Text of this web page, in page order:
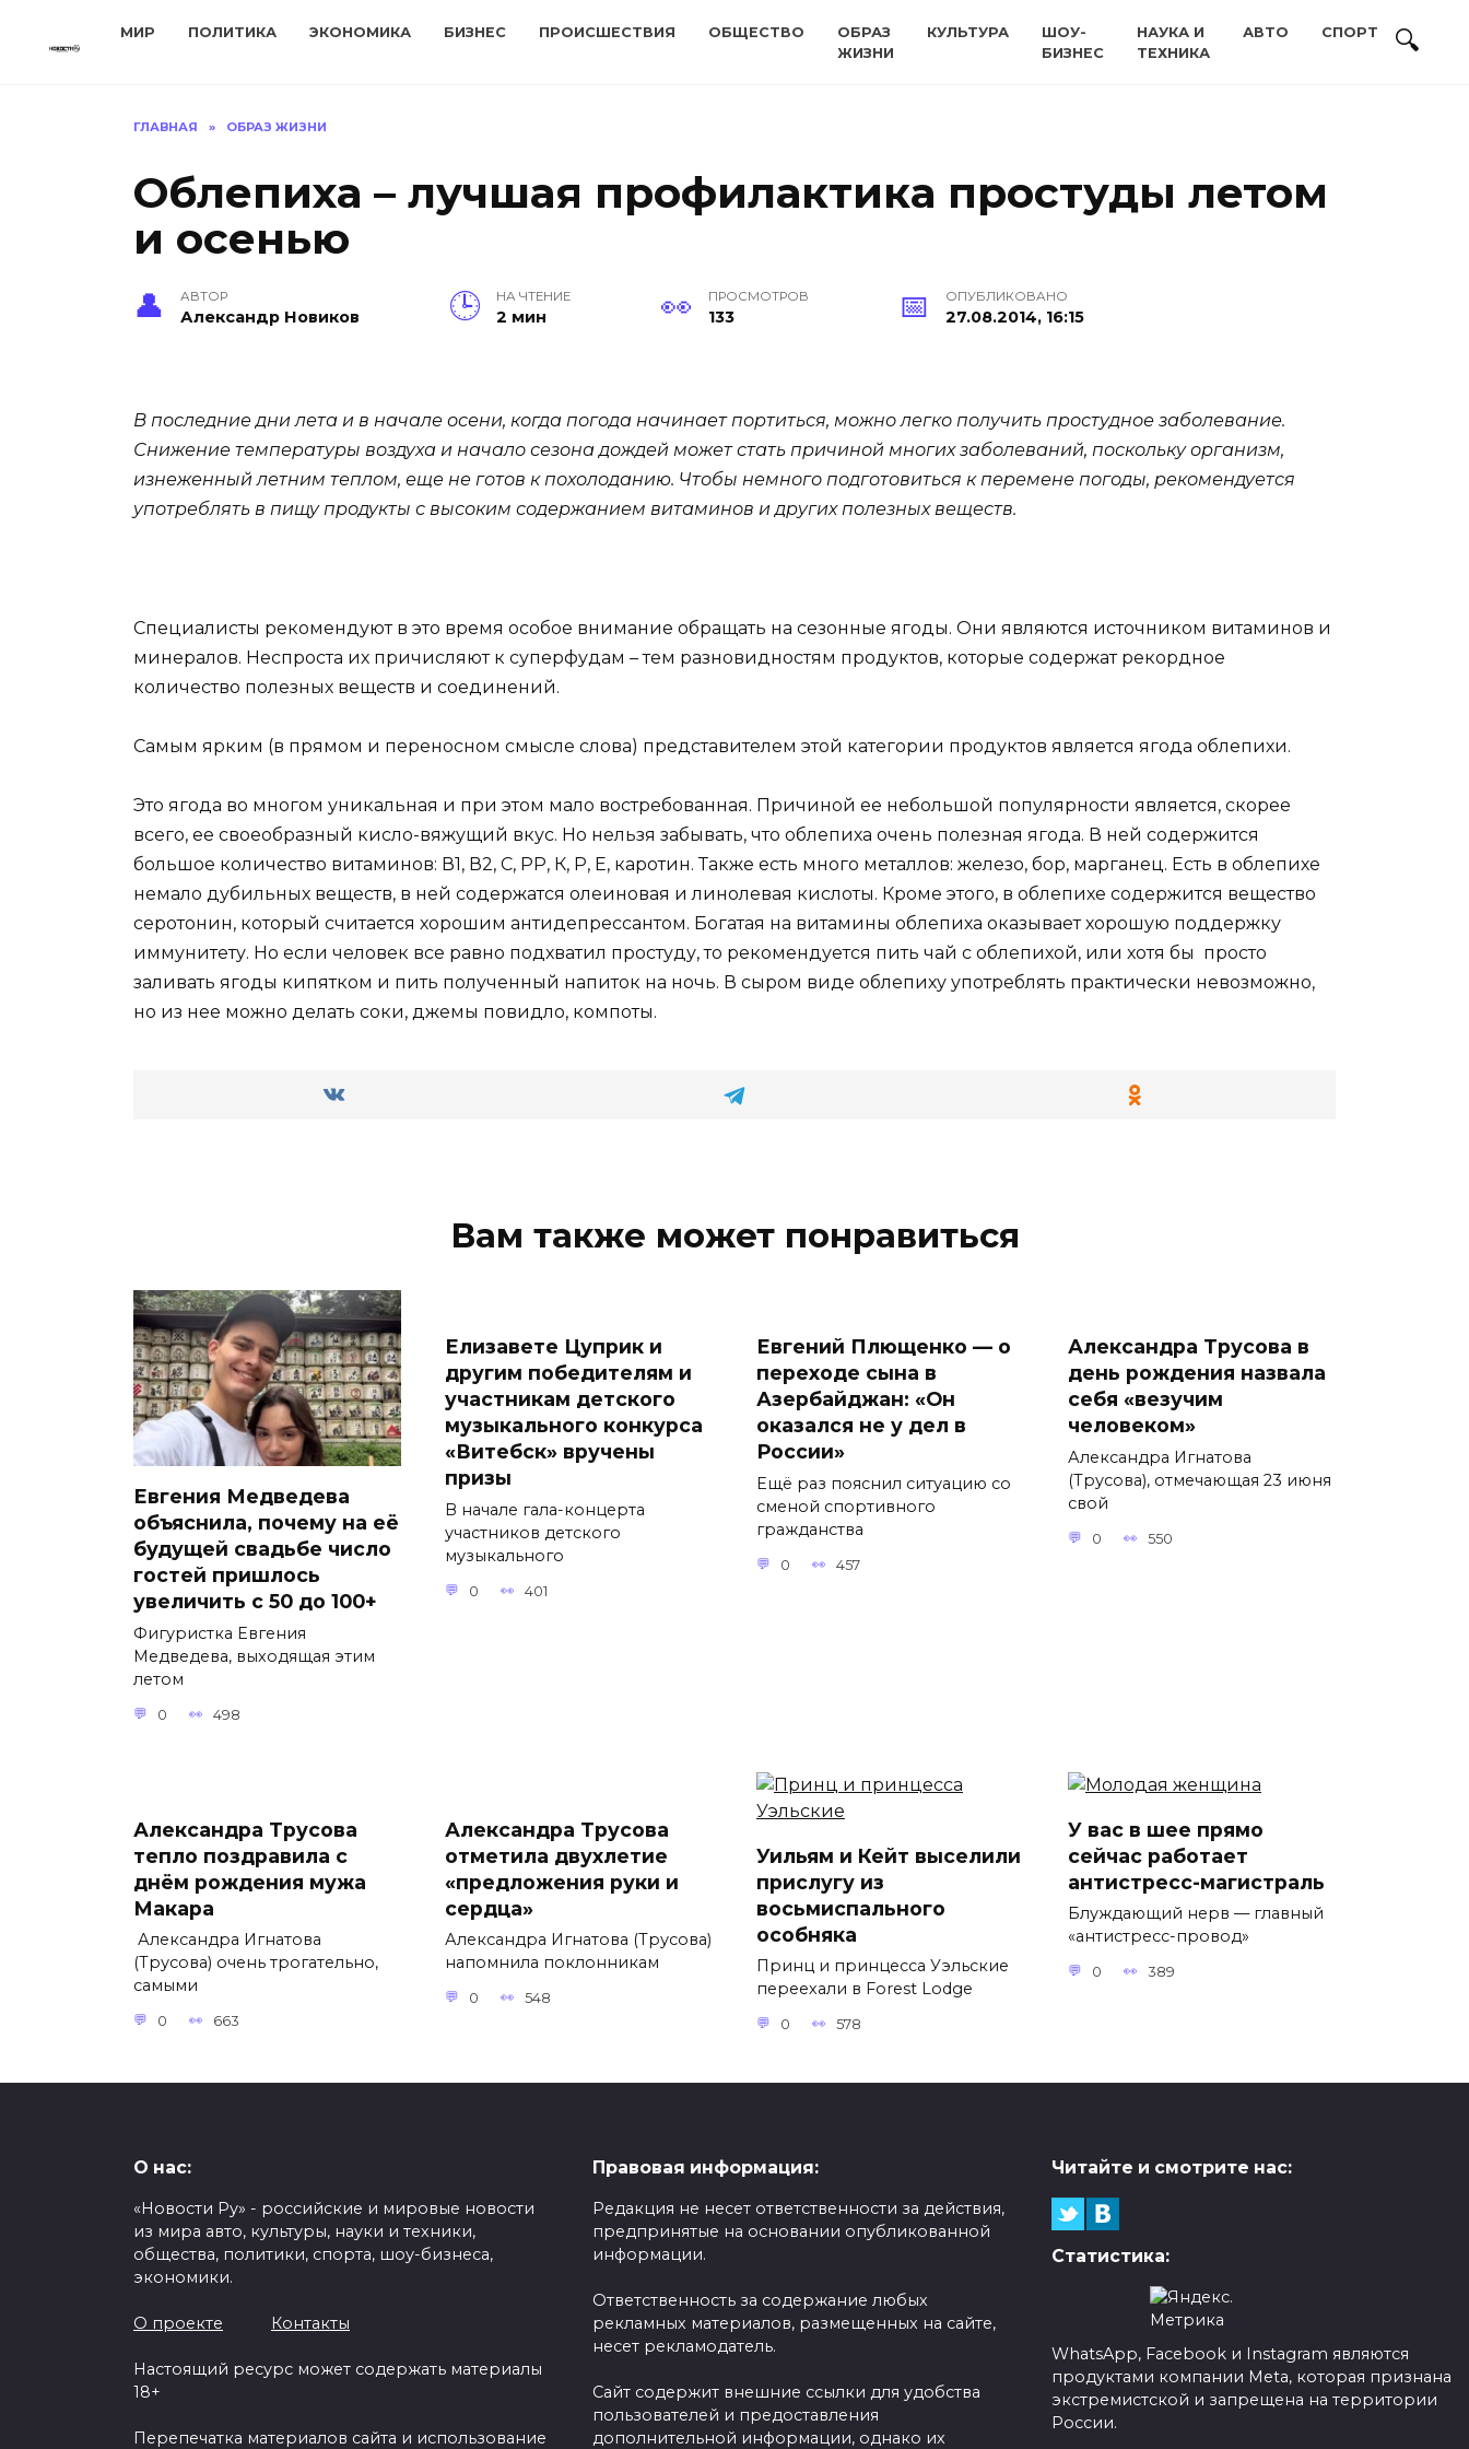
МИР ПОЛИТИКА ЭКОНОМИКА БИЗНЕС ПРОИСШЕСТВИЯ ОБЩЕСТВО
ОБРАЗ
ЖИЗНИ
КУЛЬТУРА
ШОУ-
БИЗНЕС
НАУКА И
ТЕХНИКА
АВТО СПОРТ
ГЛАВНАЯ » ОБРАЗ ЖИЗНИ
Облепиха – лучшая профилактика простуды летом
и осенью
АВТОР
Александр Новиков
НА ЧТЕНИЕ
2 мин
ПРОСМОТРОВ
133
ОПУБЛИКОВАНО
27.08.2014, 16:15
В последние дни лета и в начале осени, когда погода начинает портиться, можно легко получить простудное заболевание.
Снижение температуры воздуха и начало сезона дождей может стать причиной многих заболеваний, поскольку организм,
изнеженный летним теплом, еще не готов к похолоданию. Чтобы немного подготовиться к перемене погоды, рекомендуется
употреблять в пищу продукты с высоким содержанием витаминов и других полезных веществ.
Специалисты рекомендуют в это время особое внимание обращать на сезонные ягоды. Они являются источником витаминов и
минералов. Неспроста их причисляют к суперфудам – тем разновидностям продуктов, которые содержат рекордное
количество полезных веществ и соединений.
Самым ярким (в прямом и переносном смысле слова) представителем этой категории продуктов является ягода облепихи.
Это ягода во многом уникальная и при этом мало востребованная. Причиной ее небольшой популярности является, скорее
всего, ее своеобразный кисло-вяжущий вкус. Но нельзя забывать, что облепиха очень полезная ягода. В ней содержится
большое количество витаминов: В1, В2, С, РР, К, Р, Е, каротин. Также есть много металлов: железо, бор, марганец. Есть в облепихе
немало дубильных веществ, в ней содержатся олеиновая и линолевая кислоты. Кроме этого, в облепихе содержится вещество
серотонин, который считается хорошим антидепрессантом. Богатая на витамины облепиха оказывает хорошую поддержку
иммунитету. Но если человек все равно подхватил простуду, то рекомендуется пить чай с облепихой, или хотя бы просто
заливать ягоды кипятком и пить полученный напиток на ночь. В сыром виде облепиху употреблять практически невозможно,
но из нее можно делать соки, джемы повидло, компоты.
Вам также может понравиться
Евгения Медведева
объяснила, почему на её
будущей свадьбе число
гостей пришлось
увеличить с 50 до 100+
Фигуристка Евгения
Медведева, выходящая этим
летом
0 498
Елизавете Цуприк и
другим победителям и
участникам детского
музыкального конкурса
«Витебск» вручены
призы
В начале гала-концерта
участников детского
музыкального
0 401
Евгений Плющенко — о
переходе сына в
Азербайджан: «Он
оказался не у дел в
России»
Ещё раз пояснил ситуацию со
сменой спортивного
гражданства
0 457
Александра Трусова в
день рождения назвала
себя «везучим
человеком»
Александра Игнатова
(Трусова), отмечающая 23 июня
свой
0 550
Александра Трусова
тепло поздравила с
днём рождения мужа
Макара
Александра Игнатова
(Трусова) очень трогательно,
самыми
0 663
Александра Трусова
отметила двухлетие
«предложения руки и
сердца»
Александра Игнатова (Трусова)
напомнила поклонникам
0 548
Уильям и Кейт выселили
прислугу из
восьмиспального
особняка
Принц и принцесса Уэльские
переехали в Forest Lodge
0 578
У вас в шее прямо
сейчас работает
антистресс-магистраль
Блуждающий нерв — главный
«антистресс-провод»
0 389
О нас:
«Новости Ру» - российские и мировые новости
из мира авто, культуры, науки и техники,
общества, политики, спорта, шоу-бизнеса,
экономики.
О проекте Контакты
Настоящий ресурс может содержать материалы
18+
Перепечатка материалов сайта и использование
Правовая информация:
Редакция не несет ответственности за действия,
предпринятые на основании опубликованной
информации.
Ответственность за содержание любых
рекламных материалов, размещенных на сайте,
несет рекламодатель.
Сайт содержит внешние ссылки для удобства
пользователей и предоставления
дополнительной информации, однако их
Читайте и смотрите нас:
Статистика:
WhatsApp, Facebook и Instagram являются
продуктами компании Meta, которая признана
экстремистской и запрещена на территории
России.